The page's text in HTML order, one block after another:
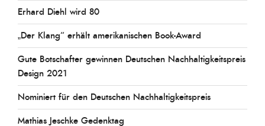
Erhard Diehl wird 80
„Der Klang“ erhält amerikanischen Book-Award
Gute Botschafter gewinnen Deutschen Nachhaltigkeitspreis
Design 2021
Nominiert für den Deutschen Nachhaltigkeitspreis
Mathias Jeschke Gedenktag